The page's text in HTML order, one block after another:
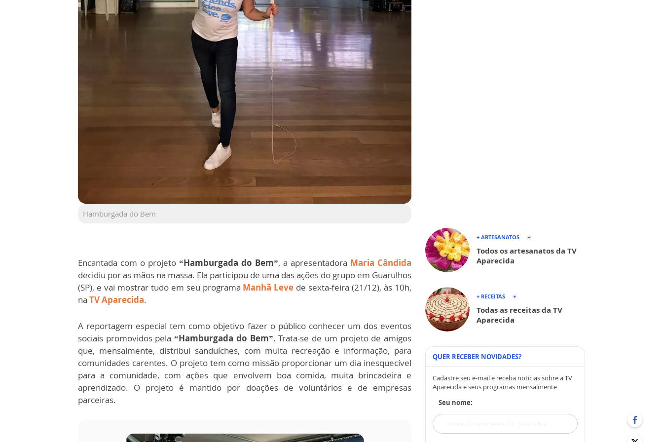
Hamburgada do Bem
Encantada com o projeto “Hamburgada do Bem”, a apresentadora Maria Cândida
decidiu por as mãos na massa. Ela participou de uma das ações do grupo em Guarulhos
(SP), e vai mostrar tudo em seu programa Manhã Leve de sexta-feira (21/12), às 10h,
na TV Aparecida.
A reportagem especial tem como objetivo fazer o público conhecer um dos eventos
sociais promovidos pela“Hamburgada do Bem”. Trata-se de um projeto de amigos
que, mensalmente, distribui sanduíches, com muita recreação e informação, para
comunidades carentes. O projeto tem como missão proporcionar um dia inesquecível
para a comunidade, com ações que envolvem boa comida, muita brincadeira e
aprendizado. O projeto é mantido por doações de voluntários e de empresas
parceiras.
+ ARTESANATOS
Todos os artesanatos da TV
Aparecida
+ RECEITAS
Todas as receitas da TV
Aparecida
QUER RECEBER NOVIDADES?
Cadastre seu e-mail e receba notícias sobre a TV
Aparecida e seus programas mensalmente
Seu nome: